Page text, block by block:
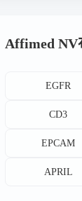
Affimed NV
EGFR
CD3
EPCAM
APRIL